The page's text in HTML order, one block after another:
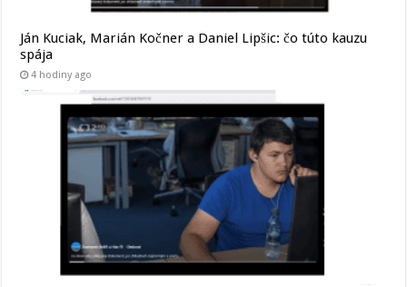
Ján Kuciak, Marián Kočner a Daniel Lipšic: čo túto kauzu
spája
4 hodiny ago